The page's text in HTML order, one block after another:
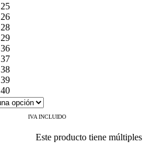
25
26
28
29
36
37
38
39
40
IVA INCLUIDO
Este producto tiene múltiples